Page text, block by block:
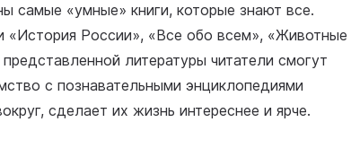
самые «умные» книги, которые знают все.
«История России», «Все обо всем», «Животные
литературы читатели смогут
с познавательными энциклопедиями
сделает их жизнь интереснее и ярче.